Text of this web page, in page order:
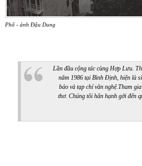
Phố - ảnh Đậu Dung
Lần đầu cộng tác cùng Hợp Lưu.
năm 1986 tại Bình Định, hiện là
báo và tạp chí văn nghệ.Tham
thơ. Chúng tôi hân hạnh gởi đến